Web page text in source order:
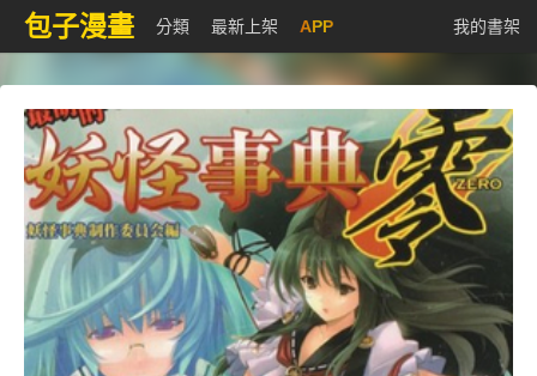
包子漫畫 分類 最新上架 APP 我的書架